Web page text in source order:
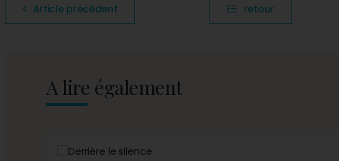
Article précédent retour
A lire également